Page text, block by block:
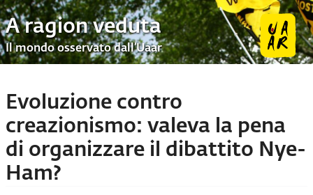
A ragion veduta
Il mondo osservato dall’Uaar
Evoluzione contro
creazionismo: valeva la pena
di organizzare il dibattito Nye-
Ham?